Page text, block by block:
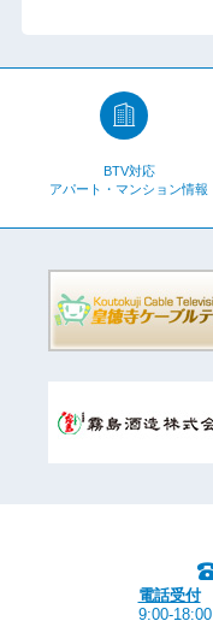
BTV対応
アパート・マンション情報
電話受付
9:00-18:00